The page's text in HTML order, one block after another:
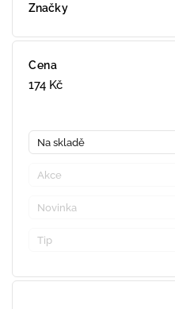
Značky
Cena
174 Kč
Na skladě
Akce
Novinka
Tip